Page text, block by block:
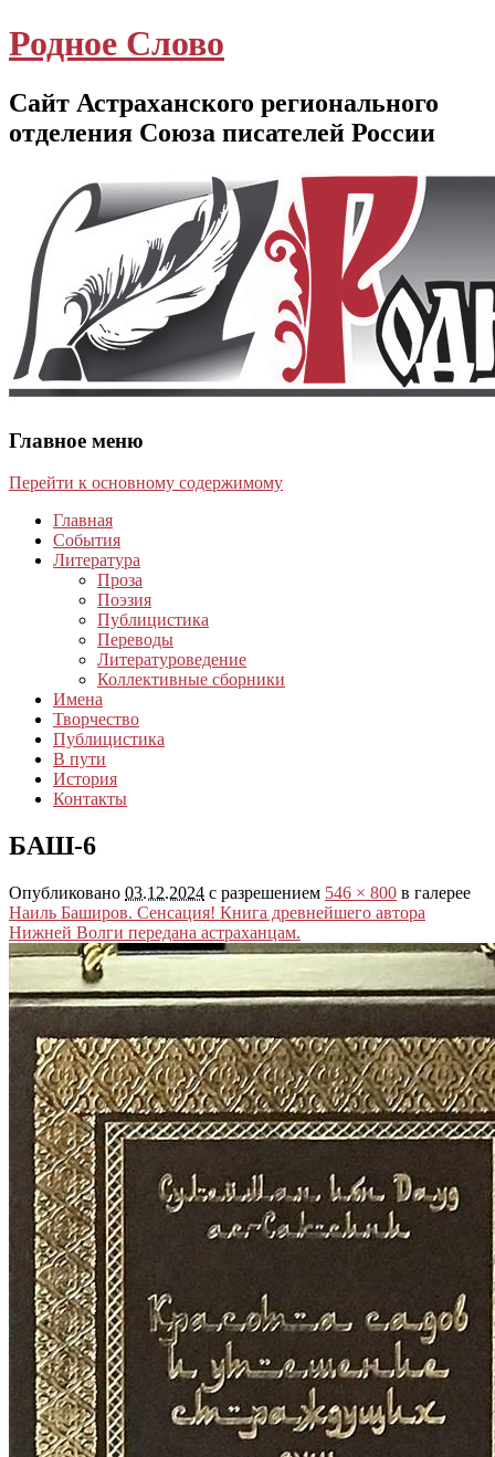
Родное Слово
Сайт Астраханского регионального
отделения Союза писателей России
Главное меню
Перейти к основному содержимому
Главная
События
Литература
Проза
Поэзия
Публицистика
Переводы
Литературоведение
Коллективные сборники
Имена
Творчество
Публицистика
В пути
История
Контакты
БАШ-6
Опубликовано 03.12.2024 с разрешением 546 × 800 в галерее
Наиль Баширов. Сенсация! Книга древнейшего автора
Нижней Волги передана астраханцам.